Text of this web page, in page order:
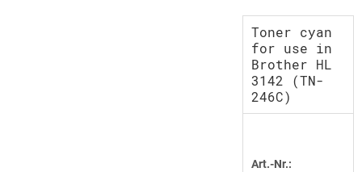
Toner cyan
for use in
Brother HL
3142 (TN-
246C)
Art.-Nr.: